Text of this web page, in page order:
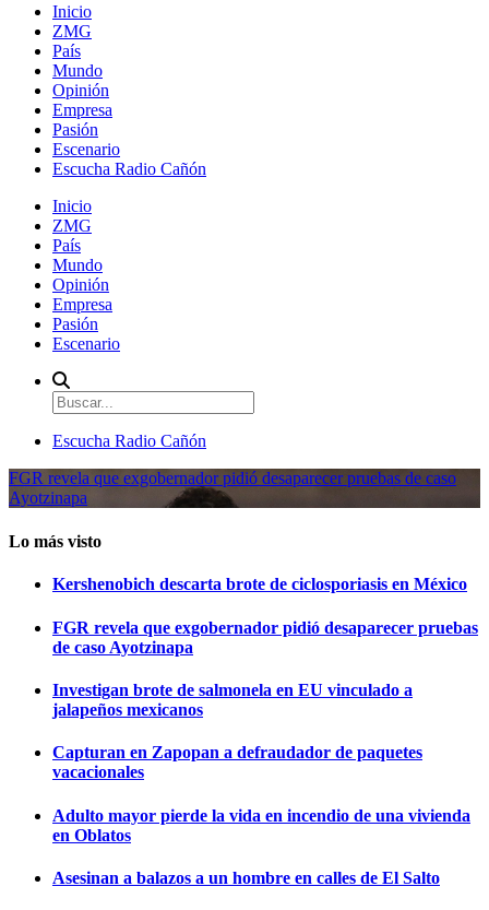
Inicio
ZMG
País
Mundo
Opinión
Empresa
Pasión
Escenario
Escucha Radio Cañón
Inicio
ZMG
País
Mundo
Opinión
Empresa
Pasión
Escenario
Escucha Radio Cañón
FGR revela que exgobernador pidió desaparecer pruebas de caso
Ayotzinapa
Lo más visto
Kershenobich descarta brote de ciclosporiasis en México
FGR revela que exgobernador pidió desaparecer pruebas
de caso Ayotzinapa
Investigan brote de salmonela en EU vinculado a
jalapeños mexicanos
Capturan en Zapopan a defraudador de paquetes
vacacionales
Adulto mayor pierde la vida en incendio de una vivienda
en Oblatos
Asesinan a balazos a un hombre en calles de El Salto